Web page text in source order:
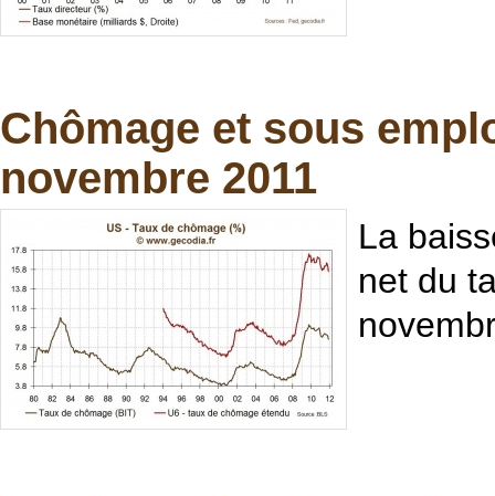
Chômage et sous
novembre 2011
La
net du